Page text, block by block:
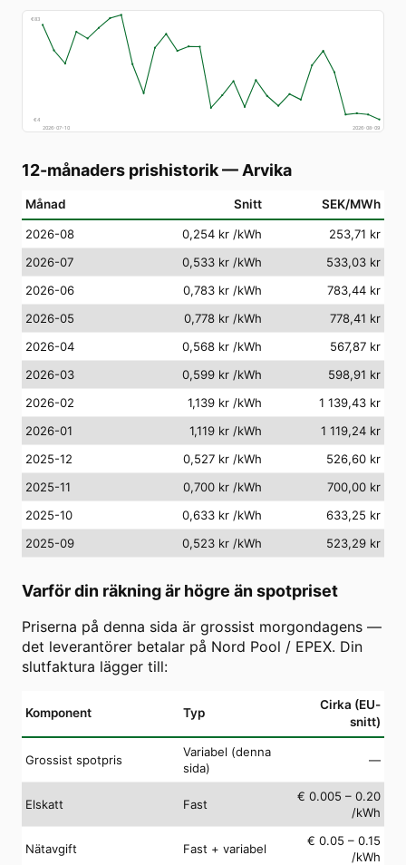
€83
€4
2026-07-10
2026-08-09
12-månaders prishistorik— Arvika
Månad Snitt SEK/MWh
2026-08 0,254 kr /kWh
253,71 kr
2026-07
0,533 kr /kWh
533,03 kr
2026-06
0,783 kr /kWh
783,44 kr
2026-05
0,778 kr /kWh
778,41 kr
2026-04
0,568 kr /kWh
567,87 kr
2026-03
0,599 kr /kWh
598,91 kr
2026-02
1,139 kr /kWh
1 139,43 kr
2026-01
1,119 kr /kWh
1 119,24 kr
2025-12
0,527 kr /kWh
526,60 kr
2025-11
0,700 kr /kWh
700,00 kr
2025-10
0,633 kr /kWh
633,25 kr
2025-09
0,523 kr /kWh 523,29 kr
Varför din räkning är högre än spotpriset
Priserna på denna sida är grossist morgondagens —
det leverantörer betalar på Nord Pool / EPEX. Din
slutfaktura lägger till:
Komponent Typ
Cirka (EU-
snitt)
Grossist spotpris
Variabel (denna
sida)
—
Elskatt Fast
€ 0.005 – 0.20
/kWh
Nätavgift Fast + variabel
€ 0.05 – 0.15
/kWh